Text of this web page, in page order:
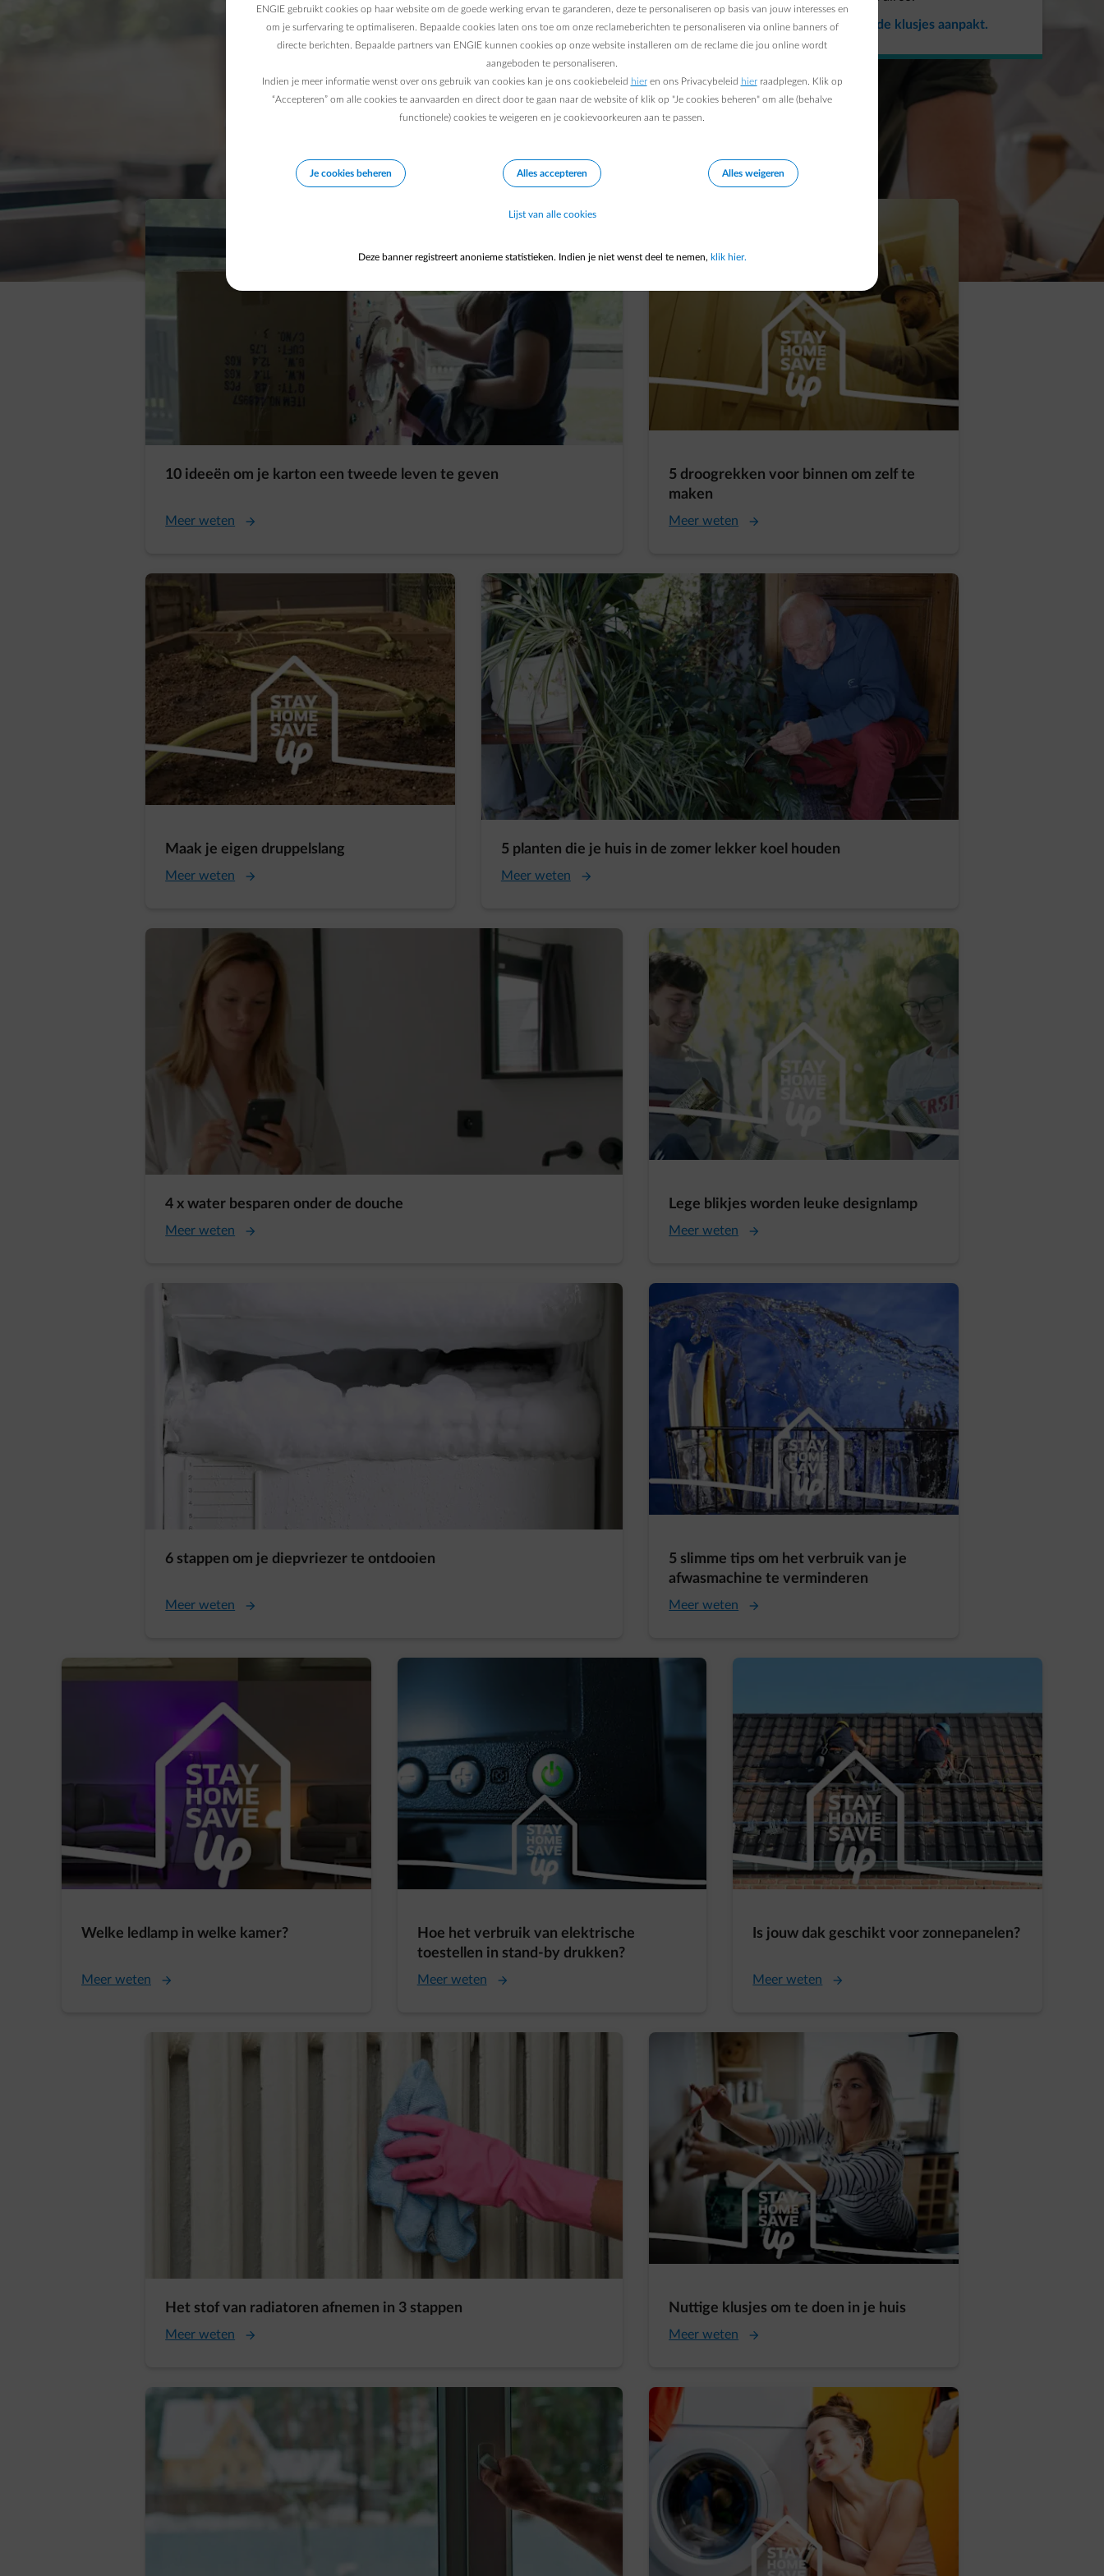
Ontdek hieronder hoe je al deze energiebesparende klusjes aanpakt.
10 ideeën om je karton een tweede leven te geven
Meer weten
5 droogrekken voor binnen om zelf te
maken
Meer weten
Maak je eigen druppelslang
Meer weten
5 planten die je huis in de zomer lekker koel houden
Meer weten
4 x water besparen onder de douche
Meer weten
Lege blikjes worden leuke designlamp
Meer weten
6 stappen om je diepvriezer te ontdooien
Meer weten
5 slimme tips om het verbruik van je
afwasmachine te verminderen
Meer weten
Welke ledlamp in welke kamer?
Meer weten
Hoe het verbruik van elektrische
toestellen in stand-by drukken?
Meer weten
Is jouw dak geschikt voor zonnepanelen?
Meer weten
Het stof van radiatoren afnemen in 3 stappen
Meer weten
Nuttige klusjes om te doen in je huis
Meer weten
ENGIE gebruikt cookies op haar website om de goede werking ervan te garanderen, deze te personaliseren op basis van jouw interesses en
om je surfervaring te optimaliseren. Bepaalde cookies laten ons toe om onze reclameberichten te personaliseren via online banners of
directe berichten. Bepaalde partners van ENGIE kunnen cookies op onze website installeren om de reclame die jou online wordt
aangeboden te personaliseren.
Indien je meer informatie wenst over ons gebruik van cookies kan je ons cookiebeleid hieren ons Privacybeleid hierraadplegen. Klik op
“Accepteren” om alle cookies te aanvaarden en direct door te gaan naar de website of klik op "Je cookies beheren" om alle (behalve
functionele) cookies te weigeren en je cookievoorkeuren aan te passen.
Je cookies beheren Alles accepteren Alles weigeren
Lijst van alle cookies
Deze banner registreert anonieme statistieken. Indien je niet wenst deel te nemen, klik hier.